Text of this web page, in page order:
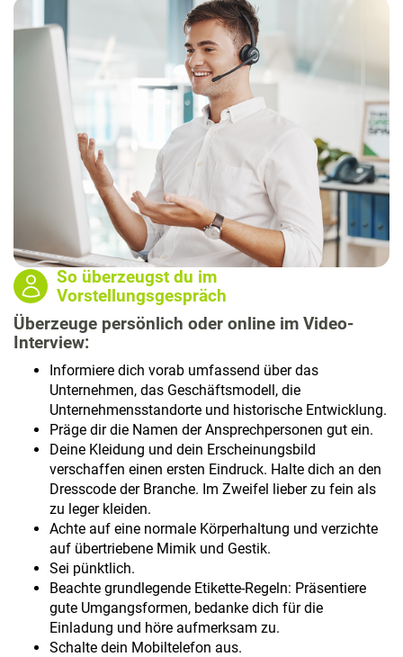
So überzeugst du im
Vorstellungsgespräch
Überzeuge persönlich oder online im Video-
Interview:
Informiere dich vorab umfassend über das
Unternehmen, das Geschäftsmodell, die
Unternehmensstandorte und historische Entwicklung.
Präge dir die Namen der Ansprechpersonen gut ein.
Deine Kleidung und dein Erscheinungsbild
verschaffen einen ersten Eindruck. Halte dich an den
Dresscode der Branche. Im Zweifel lieber zu fein als
zu leger kleiden.
Achte auf eine normale Körperhaltung und verzichte
auf übertriebene Mimik und Gestik.
Sei pünktlich.
Beachte grundlegende Etikette-Regeln: Präsentiere
gute Umgangsformen, bedanke dich für die
Einladung und höre aufmerksam zu.
Schalte dein Mobiltelefon aus.